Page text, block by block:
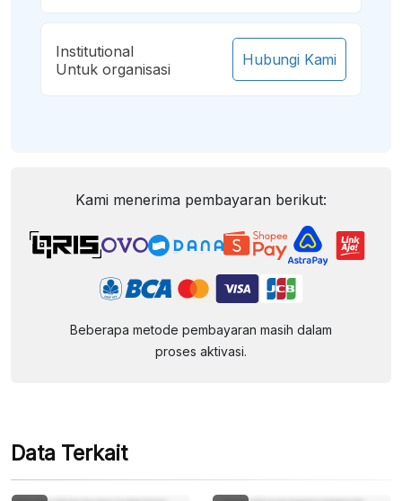
Institutional
Untuk organisasi
Hubungi Kami
Kami menerima pembayaran berikut:
Beberapa metode pembayaran masih dalam
proses aktivasi.
Data Terkait